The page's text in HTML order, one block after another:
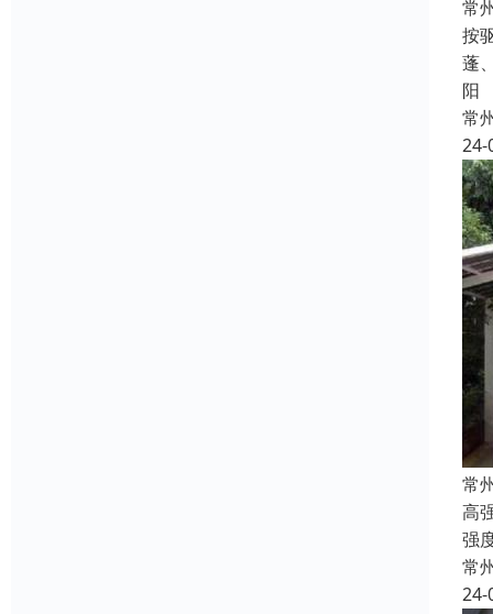
常
按
蓬
阳
常
24-
常
高
强
常
24-